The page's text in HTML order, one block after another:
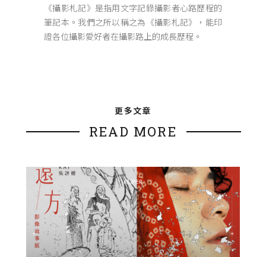
《攝影札記》是指用文字記錄攝影者心路歷程的
筆記本。我們之所以稱之為《攝影札記》，能印
證各位攝影愛好者在攝影路上的成長歷程。
更多文章
READ MORE